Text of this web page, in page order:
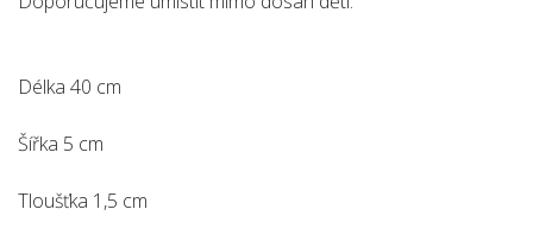
Délka 40 cm
Šířka 5 cm
Tloušťka 1,5 cm